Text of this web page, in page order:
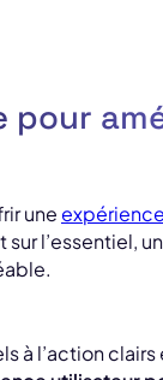
une
l’essentiel,
à l’action